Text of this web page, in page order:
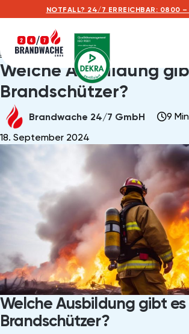
NOTFALL? 24/7 ERREICHBAR: 0800 –
Home Posts Welche Ausbildung gibt es
Welche Ausbildung
Brandschützer?
Brandwache 24/7 GmbH
9
18. September 2024
Welche Ausbildung gibt es
Brandschützer?